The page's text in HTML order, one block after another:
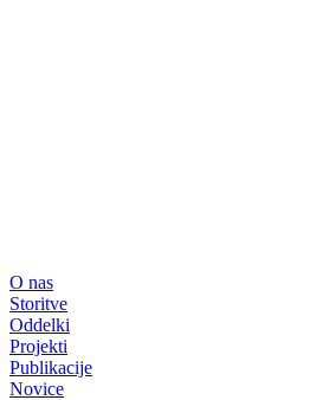
O nas
Storitve
Oddelki
Projekti
Publikacije
Novice